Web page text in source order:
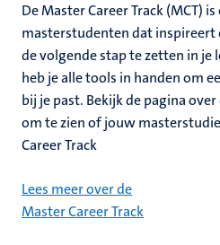
De Master Career Track (MCT)
masterstudenten dat inspireert
de volgende stap te zetten in je
heb je alle tools in handen om
bij je past. Bekijk de pagina
om te zien of jouw
Career Track
Lees meer over de
Master Career Track